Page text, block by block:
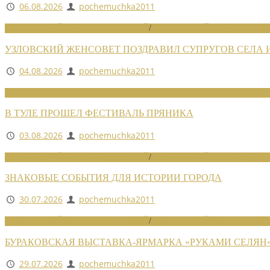
06.08.2026
pochemuchka2011
/
УЗЛОВСКИЙ ЖЕНСОВЕТ ПОЗДРАВИЛ СУПРУГОВ СЕЛА
04.08.2026
pochemuchka2011
В ТУЛЕ ПРОШЕЛ ФЕСТИВАЛЬ ПРЯНИКА
03.08.2026
pochemuchka2011
/
ЗНАКОВЫЕ СОБЫТИЯ ДЛЯ ИСТОРИИ ГОРОДА
30.07.2026
pochemuchka2011
/
БУРАКОВСКАЯ ВЫСТАВКА-ЯРМАРКА «РУКАМИ
29.07.2026
pochemuchka2011